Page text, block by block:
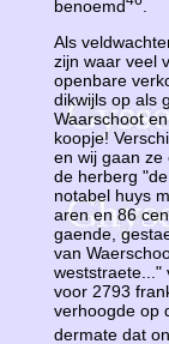
benoemd
Als
zijn waar veel
openbare
dikwijls op als
Waarschoot
koopje!
en wij gaan
de herberg
notabel huys
aren en 86
gaende,
van
weststraete..."
voor 2793
verhoogde op
dermate dat